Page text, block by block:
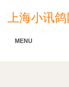
上海小讯
MENU